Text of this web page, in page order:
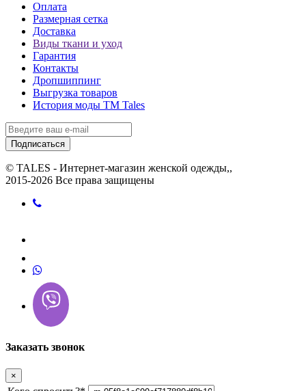
Оплата
Размерная сетка
Доставка
Виды ткани и уход
Гарантия
Контакты
Дропшиппинг
Выгрузка товаров
История моды ТМ Tales
Подписаться
© TALES - Интернет-магазин женской одежды,,
2015-2026 Все права защищены
Заказать звонок
×